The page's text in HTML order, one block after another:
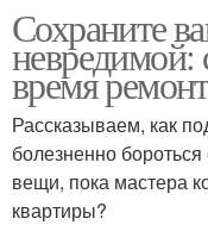
Краски на
Мебели с
Сохраните
невредимой:
время
Рассказываем, как
болезненно
вещи, пока мастера
квартиры?